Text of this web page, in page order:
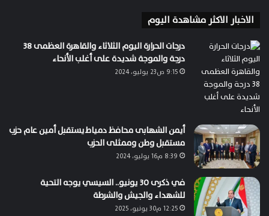
الاخبار الاكثر مشاهدة اليوم
درجات الحرارة اليوم الثلاثاء والقاهرة العظمى 38
درجة والموجة شديدة على أغلب الأنحاء
9:15 ص23 يوليو، 2024
أيمن الشهابى محافظ دمياط يستقبل أمين عام حزب
مستقبل وطن وممثلى الحزب
8:39 م16 يوليو، 2024
في ذكرى 30 يونيو.. السيسي يوجه التحية
للشهداء والجيش والشرطة
12:25 م30 يونيو، 2025